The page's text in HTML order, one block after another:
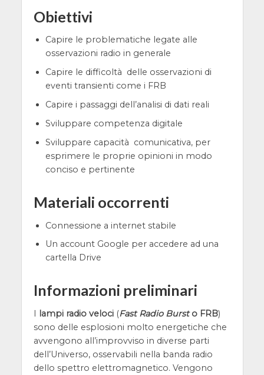
Obiettivi
Capire le problematiche legate alle
osservazioni radio in generale
Capire le difficoltà delle osservazioni di
eventi transienti come i FRB
Capire i passaggi dell’analisi di dati reali
Sviluppare competenza digitale
Sviluppare capacità comunicativa, per
esprimere le proprie opinioni in modo
conciso e pertinente
Materiali occorrenti
Connessione a internet stabile
Un account Google per accedere ad una
cartella Drive
Informazioni preliminari
I lampi radio veloci(Fast Radio Bursto FRB)
sono delle esplosioni molto energetiche che
avvengono all’improvviso in diverse parti
dell’Universo, osservabili nella banda radio
dello spettro elettromagnetico. Vengono